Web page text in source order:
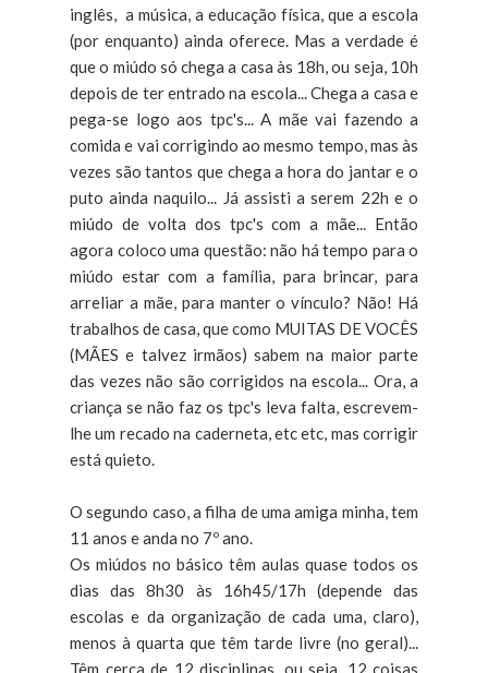
inglês, a música, a educação física, que a escola
(por enquanto) ainda oferece. Mas a verdade é
que o miúdo só chega a casa às 18h, ou seja, 10h
depois de ter entrado na escola... Chega a casa e
pega-se logo aos tpc's... A mãe vai fazendo a
comida e vai corrigindo ao mesmo tempo, mas às
vezes são tantos que chega a hora do jantar e o
puto ainda naquilo... Já assisti a serem 22h e o
miúdo de volta dos tpc's com a mãe... Então
agora coloco uma questão: não há tempo para o
miúdo estar com a família, para brincar, para
arreliar a mãe, para manter o vínculo? Não! Há
trabalhos de casa, que como MUITAS DE VOCÊS
(MÃES e talvez irmãos) sabem na maior parte
das vezes não são corrigidos na escola... Ora, a
criança se não faz os tpc's leva falta, escrevem-
lhe um recado na caderneta, etc etc, mas corrigir
está quieto.
O segundo caso, a filha de uma amiga minha, tem
11 anos e anda no 7º ano.
Os miúdos no básico têm aulas quase todos os
dias das 8h30 às 16h45/17h (depende das
escolas e da organização de cada uma, claro),
menos à quarta que têm tarde livre (no geral)...
Têm cerca de 12 disciplinas, ou seja, 12 coisas